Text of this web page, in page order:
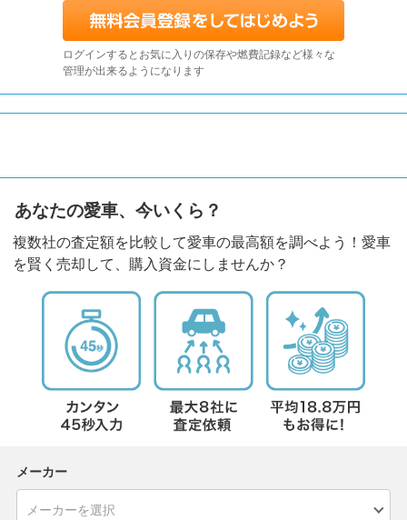
ログインするとお気に入りの保存や燃費記録など様々な
管理が出来るようになります
あなたの愛車、今いくら？
複数社の査定額を比較して愛車の最高額を調べよう！愛車
を賢く売却して、購入資金にしませんか？
メーカー